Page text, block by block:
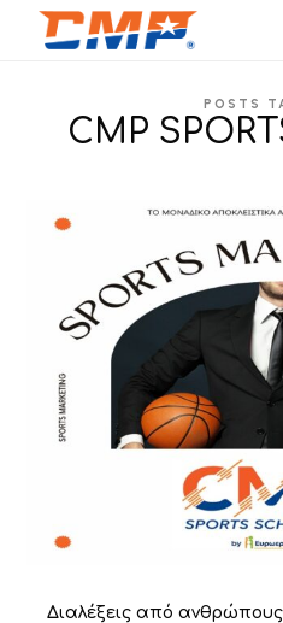
POSTS
CMP
Διαλέξεις από